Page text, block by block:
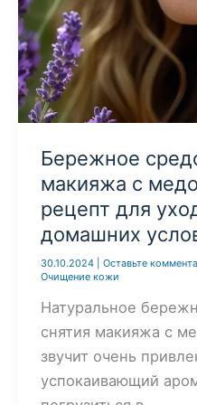
Бережное
макияжа с
рецепт для
домашних
30.10.2024 Оставьте
Очищение кожи
Натуральное
снятия макияжа с
звучит очень
успокаивающий